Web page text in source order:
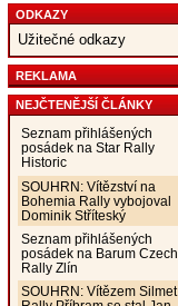
ODKAZY
Užitečné odkazy
REKLAMA
NEJČTENĚJŠÍ ČLÁNKY
Seznam přihlášených
posádek na Star Rally
Historic
SOUHRN: Vítězství na
Bohemia Rally vybojoval
Dominik Stříteský
Seznam přihlášených
posádek na Barum Czech
Rally Zlín
SOUHRN: Vítězem Silmet